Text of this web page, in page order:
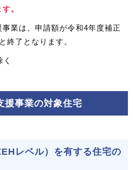
。
業は、申請額が令和4年度補正
終了となります。
援事業の対象住宅
レベル）を有する住宅の